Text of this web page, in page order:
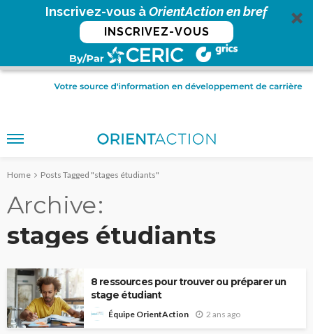
Inscrivez-vous àOrientAction en bref
INSCRIVEZ-VOUS
Home Posts Tagged "stages étudiants"
Archive
stages étudiants
8 ressources pour trouver ou préparer un
stage étudiant
Équipe OrientAction 2 ans ago